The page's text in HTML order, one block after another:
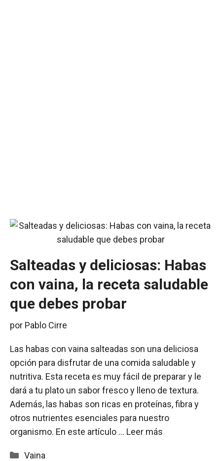
Salteadas y deliciosas: Habas
con vaina, la receta saludable
que debes probar
por Pablo Cirre
Las habas con vaina salteadas son una deliciosa
opción para disfrutar de una comida saludable y
nutritiva. Esta receta es muy fácil de preparar y le
dará a tu plato un sabor fresco y lleno de textura.
Además, las habas son ricas en proteínas, fibra y
otros nutrientes esenciales para nuestro
organismo. En este artículo … Leer más
Categorías
Vaina